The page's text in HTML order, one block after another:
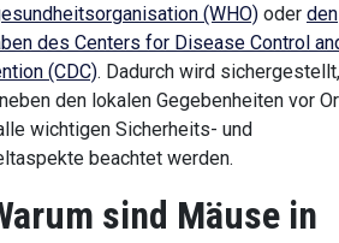
(WHO) oder den
des Centers for Disease Control
(CDC). Dadurch wird sichergestellt,
den lokalen Gegebenheiten vor
wichtigen Sicherheits- und
beachtet werden.
sind Mäuse in